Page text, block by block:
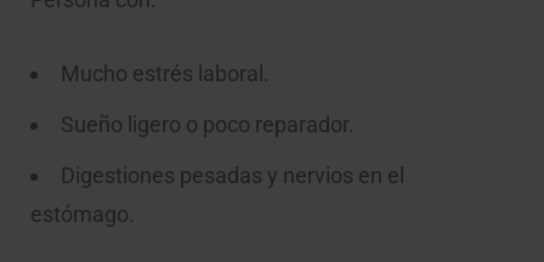
Mucho estrés laboral.
Sueño ligero o poco reparador.
Digestiones pesadas y nervios en el
estómago.